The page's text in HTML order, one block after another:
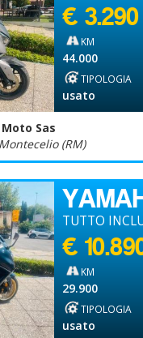
€
KM
44.000
TIPOLOGIA
usato
Sas
(RM)
TUTTO
€
KM
29.900
TIPOLOGIA
usato